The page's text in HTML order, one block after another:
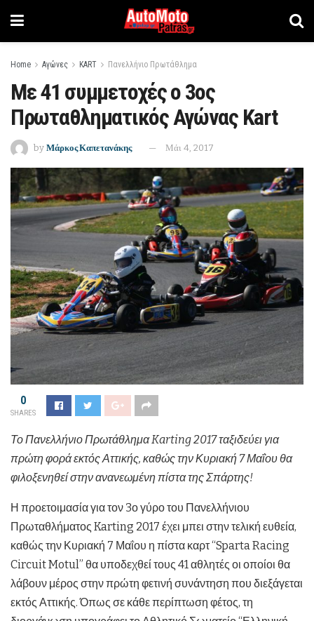
Home Αγώνες KART Πανελλήνιο Πρωτάθλημα
Με 41 συμμετοχές ο 3ος
Πρωταθληματικός Αγώνας Kart
by Μάρκος Καπετανάκης Μάι 4, 2017
0
SHARES
Το Πανελλήνιο ΠρωτάθλημαKarting2017 ταξιδεύει για
πρώτη φορά εκτός Αττικής, καθώς την Κυριακή 7 Μαΐου θα
φιλοξενηθεί στην ανανεωμένη πίστα της Σπάρτης!
Η προετοιμασία για τον 3ο γύρο του Πανελλήνιου
Πρωταθλήματος Karting 2017 έχει μπει στην τελική ευθεία,
καθώς την Κυριακή 7 Μαΐου η πίστα καρτ “Sparta Racing
Circuit Motul” θα υποδεχθεί τους 41 αθλητές οι οποίοι θα
λάβουν μέρος στην πρώτη φετινή συνάντηση που διεξάγεται
εκτός Αττικής. Όπως σε κάθε περίπτωση φέτος, τη